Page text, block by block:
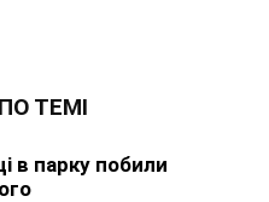
ТЕМІ
в парку побили